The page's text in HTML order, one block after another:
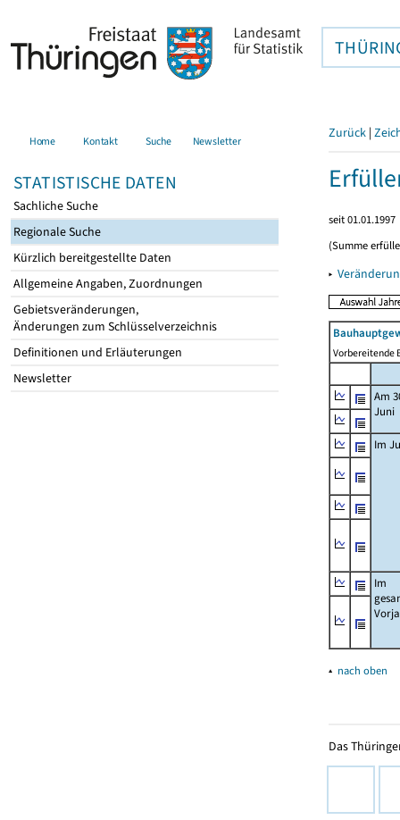
Home Kontakt Suche Newsletter
STATISTISCHE DATEN
Sachliche Suche
Regionale Suche
Kürzlich bereitgestellte Daten
Allgemeine Angaben, Zuordnungen
Gebietsveränderungen,
Änderungen zum Schlüsselverzeichnis
Definitionen und Erläuterungen
Newsletter
Zurück |
seit 01.01.1997
(Summe
▸
Vorbereitende
Am
Juni
Im
Im
▴ nach oben
Das